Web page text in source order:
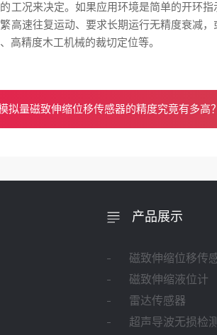
工况来决定。如果应用环境是简单的开环
高速往复运动、要求长期运行无精度衰减
高精度木工机械的裁切定位等。
拟量磁致伸缩位移传感器的精度究竟有多高？
产品展示
磁致伸缩位移传
磁致伸缩液位计
雷达传感器
超声导波无损检测